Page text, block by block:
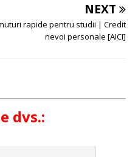
NEXT
rapide pentru studii | Credit
nevoi personale [AICI]
dvs.: